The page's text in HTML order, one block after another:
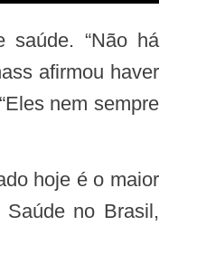
saúde. “Não há
afirmou haver
nem sempre
Saúde no Brasil,